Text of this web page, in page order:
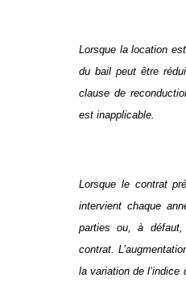
Lorsque la location
du bail peut être
clause de
est inapplicable.
Lorsque le contrat
intervient chaque
parties ou, à
contrat.
la variation de l’indice